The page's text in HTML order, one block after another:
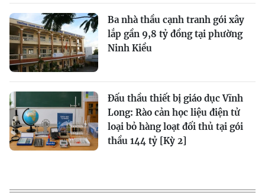
Ba nhà thầu cạnh tranh gói xây
lắp gần 9,8 tỷ đồng tại phường
Ninh Kiều
Đấu thầu thiết bị giáo dục Vĩnh
Long: Rào cản học liệu điện tử
loại bỏ hàng loạt đối thủ tại gói
thầu 144 tỷ [Kỳ 2]